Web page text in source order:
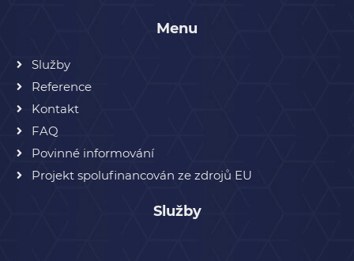
Menu
Služby
Reference
Kontakt
FAQ
Povinné informování
Projekt spolufinancován ze zdrojů EU
Služby